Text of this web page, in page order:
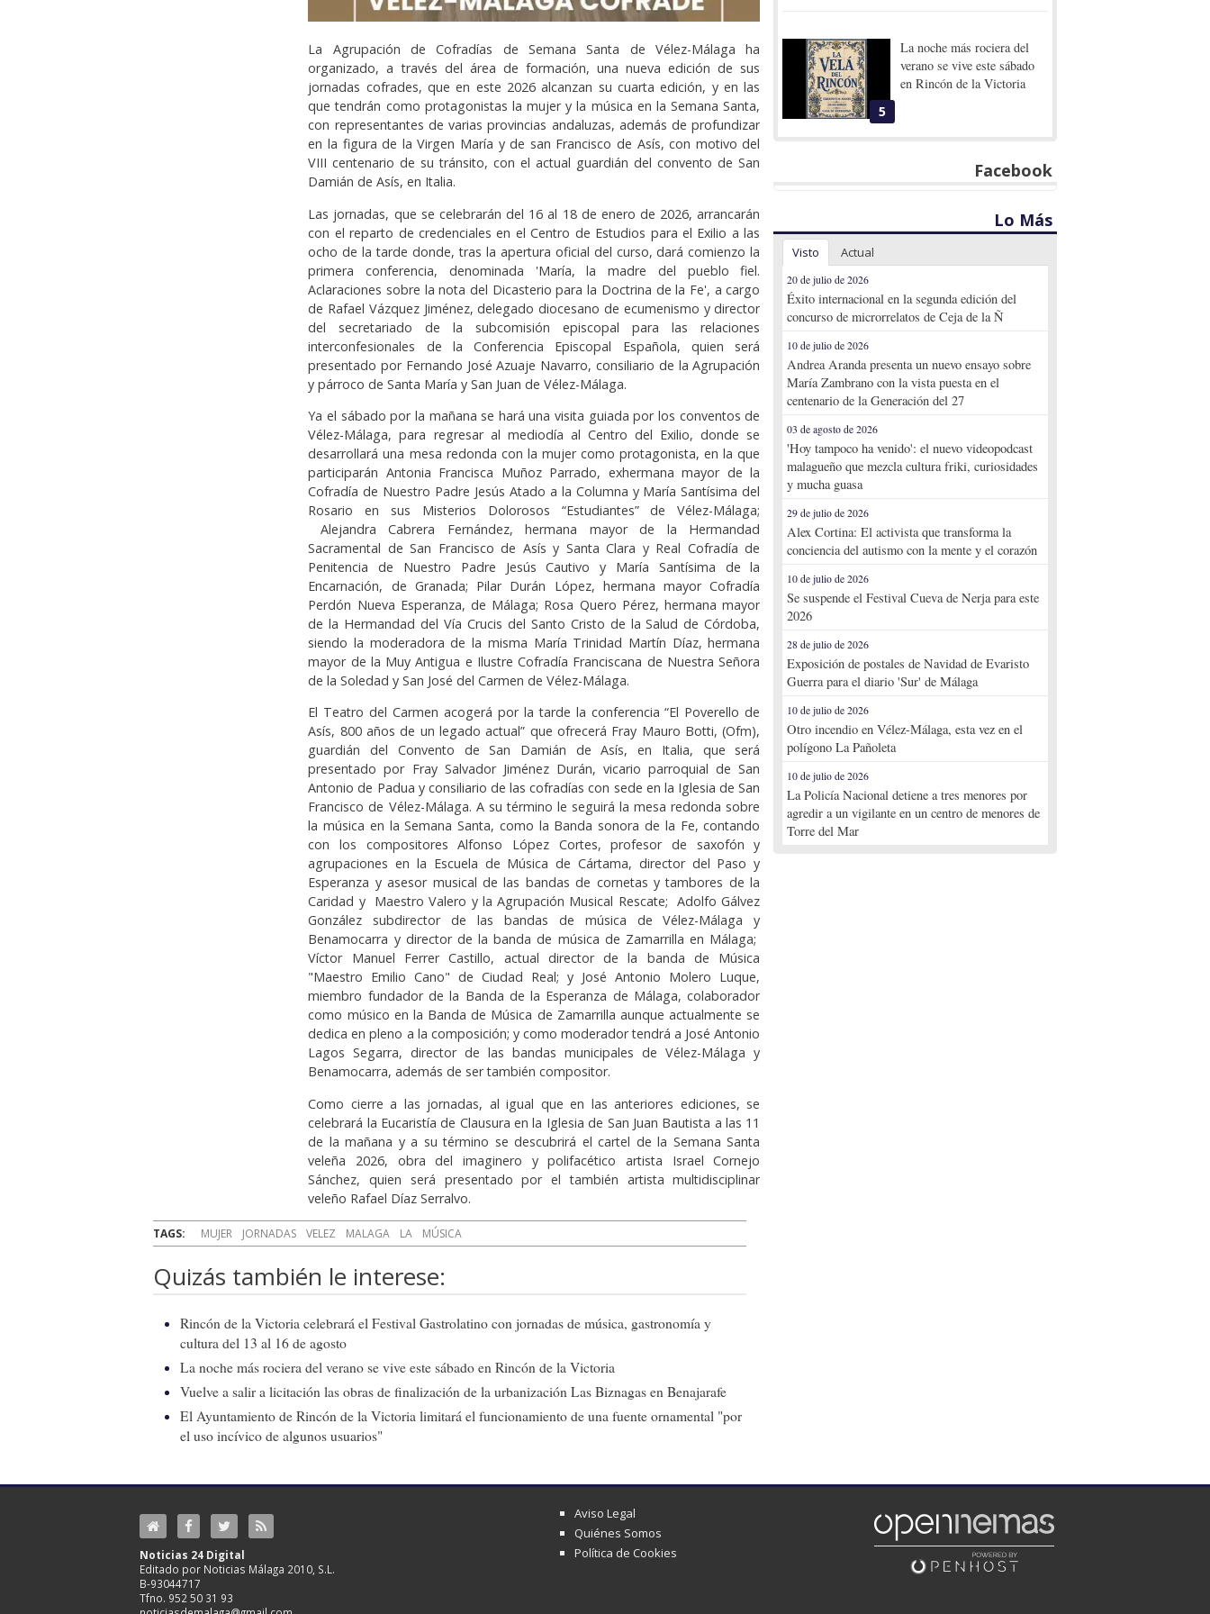
La Agrupación de Cofradías de Semana Santa de Vélez-Málaga ha
organizado, a través del área de formación, una nueva edición de sus
jornadas cofrades, que en este 2026 alcanzan su cuarta edición, y en las
que tendrán como protagonistas la mujer y la música en la Semana Santa,
con representantes de varias provincias andaluzas, además de profundizar
en la figura de la Virgen María y de san Francisco de Asís, con motivo del
VIII centenario de su tránsito, con el actual guardián del convento de San
Damián de Asís, en Italia.
Las jornadas, que se celebrarán del 16 al 18 de enero de 2026, arrancarán
con el reparto de credenciales en el Centro de Estudios para el Exilio a las
ocho de la tarde donde, tras la apertura oficial del curso, dará comienzo la
primera conferencia, denominada 'María, la madre del pueblo fiel.
Aclaraciones sobre la nota del Dicasterio para la Doctrina de la Fe', a cargo
de Rafael Vázquez Jiménez, delegado diocesano de ecumenismo y director
del secretariado de la subcomisión episcopal para las relaciones
interconfesionales de la Conferencia Episcopal Española, quien será
presentado por Fernando José Azuaje Navarro, consiliario de la Agrupación
y párroco de Santa María y San Juan de Vélez-Málaga.
Ya el sábado por la mañana se hará una visita guiada por los conventos de
Vélez-Málaga, para regresar al mediodía al Centro del Exilio, donde se
desarrollará una mesa redonda con la mujer como protagonista, en la que
participarán Antonia Francisca Muñoz Parrado, exhermana mayor de la
Cofradía de Nuestro Padre Jesús Atado a la Columna y María Santísima del
Rosario en sus Misterios Dolorosos “Estudiantes” de Vélez-Málaga;
Alejandra Cabrera Fernández, hermana mayor de la Hermandad
Sacramental de San Francisco de Asís y Santa Clara y Real Cofradía de
Penitencia de Nuestro Padre Jesús Cautivo y María Santísima de la
Encarnación, de Granada; Pilar Durán López, hermana mayor Cofradía
Perdón Nueva Esperanza, de Málaga; Rosa Quero Pérez, hermana mayor
de la Hermandad del Vía Crucis del Santo Cristo de la Salud de Córdoba,
siendo la moderadora de la misma María Trinidad Martín Díaz, hermana
mayor de la Muy Antigua e Ilustre Cofradía Franciscana de Nuestra Señora
de la Soledad y San José del Carmen de Vélez-Málaga.
El Teatro del Carmen acogerá por la tarde la conferencia “El Poverello de
Asís, 800 años de un legado actual” que ofrecerá Fray Mauro Botti, (Ofm),
guardián del Convento de San Damián de Asís, en Italia, que será
presentado por Fray Salvador Jiménez Durán, vicario parroquial de San
Antonio de Padua y consiliario de las cofradías con sede en la Iglesia de San
Francisco de Vélez-Málaga. A su término le seguirá la mesa redonda sobre
la música en la Semana Santa, como la Banda sonora de la Fe, contando
con los compositores Alfonso López Cortes, profesor de saxofón y
agrupaciones en la Escuela de Música de Cártama, director del Paso y
Esperanza y asesor musical de las bandas de cornetas y tambores de la
Caridad y Maestro Valero y la Agrupación Musical Rescate; Adolfo Gálvez
González subdirector de las bandas de música de Vélez-Málaga y
Benamocarra y director de la banda de música de Zamarrilla en Málaga;
Víctor Manuel Ferrer Castillo, actual director de la banda de Música
"Maestro Emilio Cano" de Ciudad Real; y José Antonio Molero Luque,
miembro fundador de la Banda de la Esperanza de Málaga, colaborador
como músico en la Banda de Música de Zamarrilla aunque actualmente se
dedica en pleno a la composición; y como moderador tendrá a José Antonio
Lagos Segarra, director de las bandas municipales de Vélez-Málaga y
Benamocarra, además de ser también compositor.
Como cierre a las jornadas, al igual que en las anteriores ediciones, se
celebrará la Eucaristía de Clausura en la Iglesia de San Juan Bautista a las 11
de la mañana y a su término se descubrirá el cartel de la Semana Santa
veleña 2026, obra del imaginero y polifacético artista Israel Cornejo
Sánchez, quien será presentado por el también artista multidisciplinar
veleño Rafael Díaz Serralvo.
TAGS: MUJER JORNADAS VELEZ MALAGA LA MÚSICA
Quizás también le interese:
Rincón de la Victoria celebrará el Festival Gastrolatino con jornadas de música, gastronomía y
cultura del 13 al 16 de agosto
La noche más rociera del verano se vive este sábado en Rincón de la Victoria
Vuelve a salir a licitación las obras de finalización de la urbanización Las Biznagas en Benajarafe
El Ayuntamiento de Rincón de la Victoria limitará el funcionamiento de una fuente ornamental "por
el uso incívico de algunos usuarios"
5
La noche más rociera del
verano se vive este sábado
en Rincón de la Victoria
Facebook
Lo Más
Visto Actual
20 de julio de 2026
Éxito internacional en la segunda edición del
concurso de microrrelatos de Ceja de la Ñ
10 de julio de 2026
Andrea Aranda presenta un nuevo ensayo sobre
María Zambrano con la vista puesta en el
centenario de la Generación del 27
03 de agosto de 2026
'Hoy tampoco ha venido': el nuevo videopodcast
malagueño que mezcla cultura friki, curiosidades
y mucha guasa
29 de julio de 2026
Alex Cortina: El activista que transforma la
conciencia del autismo con la mente y el corazón
10 de julio de 2026
Se suspende el Festival Cueva de Nerja para este
2026
28 de julio de 2026
Exposición de postales de Navidad de Evaristo
Guerra para el diario 'Sur' de Málaga
10 de julio de 2026
Otro incendio en Vélez-Málaga, esta vez en el
polígono La Pañoleta
10 de julio de 2026
La Policía Nacional detiene a tres menores por
agredir a un vigilante en un centro de menores de
Torre del Mar
Noticias 24 Digital
Editado por Noticias Málaga 2010, S.L.
B-93044717
Tfno. 952 50 31 93
Aviso Legal
Quiénes Somos
Política de Cookies